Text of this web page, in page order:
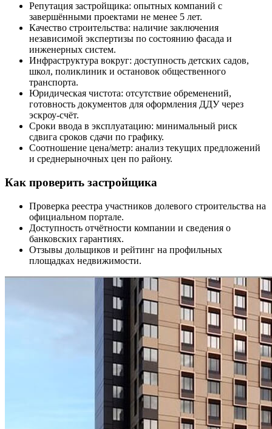
Репутация застройщика: опытных компаний с
завершёнными проектами не менее 5 лет.
Качество строительства: наличие заключения
независимой экспертизы по состоянию фасада и
инженерных систем.
Инфраструктура вокруг: доступность детских садов,
школ, поликлиник и остановок общественного
транспорта.
Юридическая чистота: отсутствие обременений,
готовность документов для оформления ДДУ через
эскроу-счёт.
Сроки ввода в эксплуатацию: минимальный риск
сдвига сроков сдачи по графику.
Соотношение цена/метр: анализ текущих предложений
и среднерыночных цен по району.
Как проверить застройщика
Проверка реестра участников долевого строительства на
официальном портале.
Доступность отчётности компании и сведения о
банковских гарантиях.
Отзывы дольщиков и рейтинг на профильных
площадках недвижимости.